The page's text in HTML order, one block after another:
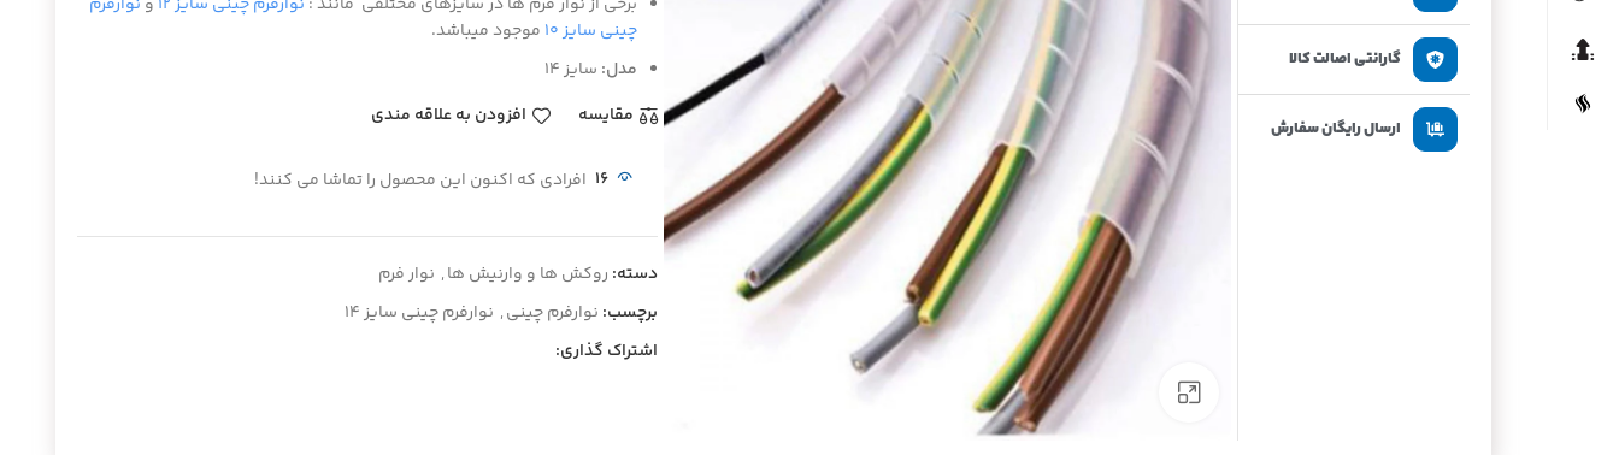
برای بزرگنمایی کلیک کنید
چینی سایز ۱۰
موجود میباشد.
مدل: سایز ۱۴
مقايسه
افزودن به علاقه مندی
16 افرادی که اکنون این محصول را تماشا می کنند!
دسته: روکش ها و وارنیش ها, نوار فرم
برچسب: نوارفرم چینی, نوارفرم چینی سایز ۱۴
اشتراک گذاری:
گارانتی اصالت کالا
ارسال رایگان سفارش